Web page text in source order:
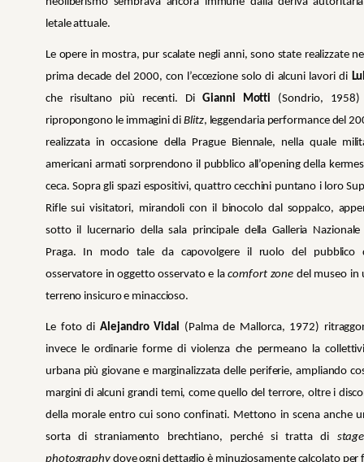
letale attuale.
Le opere in mostra, pur scalate negli anni, sono state realizzate
prima decade del 2000, con l’eccezione solo di alcuni lavori di
che risultano più recenti. DiGianni Motti (Sondrio,
ripropongono le immagini diBlitz, leggendaria performance del
realizzata in occasione della Prague Biennale, nella quale
americani armati sorprendono il pubblico all’opening della
ceca. Sopra gli spazi espositivi, quattro cecchini puntano i loro
Rifle sui visitatori, mirandoli con il binocolo dal soppalco,
sotto il lucernario della sala principale della Galleria
Praga. In modo tale da capovolgere il ruolo del pubblico
osservatore in oggetto osservato e lacomfort zone del museo in
terreno insicuro e minaccioso.
Le foto diAlejandro Vidal
(Palma de Mallorca, 1972)
invece le ordinarie forme di violenza che permeano la
urbana più giovane e marginalizzata delle periferie, ampliando
margini di alcuni grandi temi, come quello del terrore, oltre i
della morale entro cui sono confinati. Mettono in scena anche
sorta di straniamento brechtiano, perché si tratta di
photography dove ogni dettaglio è minuziosamente calcolato per